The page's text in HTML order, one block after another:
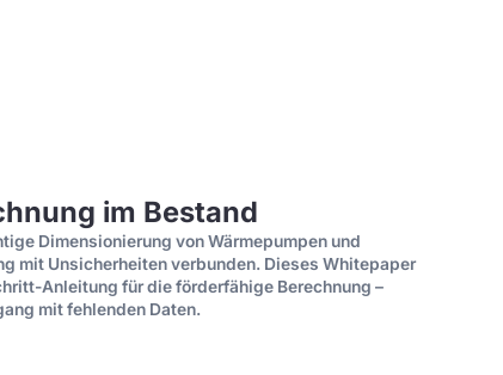
im Bestand
Dimensionierung von Wärmepumpen und
mit Unsicherheiten verbunden. Dieses Whitepaper
Anleitung für die förderfähige Berechnung –
mit fehlenden Daten.